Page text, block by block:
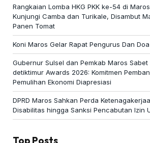
Rangkaian Lomba HKG PKK ke-54 di
Kunjungi Camba dan Turikale, Disambut
Panen Tomat
Koni Maros Gelar Rapat Pengurus Dan
Gubernur Sulsel dan Pemkab Maros
detiktimur Awards 2026: Komitmen
Pemulihan Ekonomi Diapresiasi
DPRD Maros Sahkan Perda
Disabilitas hingga Sanksi Pencabutan Izin
Top Posts